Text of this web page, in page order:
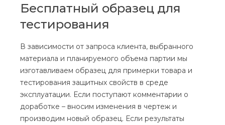
Бесплатный образец для
тестирования
В зависимости от запроса клиента, выбранного
материала и планируемого объема партии мы
изготавливаем образец для примерки товара и
тестирования защитных свойств в среде
эксплуатации. Если поступают комментарии о
доработке – вносим изменения в чертеж и
производим новый образец. Если результаты